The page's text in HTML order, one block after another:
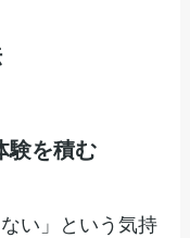
験を積む
い」という気持